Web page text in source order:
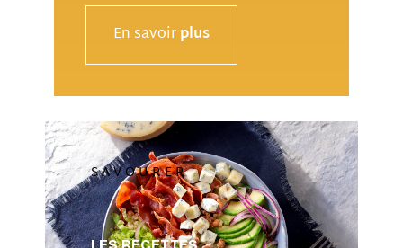
En savoirplus
SAVOURER